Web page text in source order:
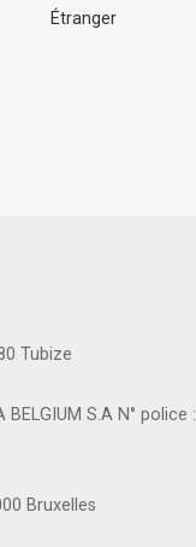
Étranger
Tubize
BELGIUM S.A N° police :
Bruxelles